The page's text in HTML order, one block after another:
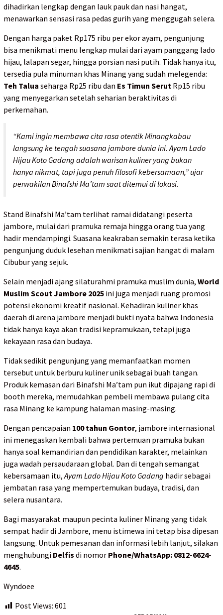
dihadirkan lengkap dengan lauk pauk dan nasi hangat,
menawarkan sensasi rasa pedas gurih yang menggugah selera.
Dengan harga paket Rp175 ribu per ekor ayam, pengunjung
bisa menikmati menu lengkap mulai dari ayam panggang lado
hijau, lalapan segar, hingga porsian nasi putih. Tidak hanya itu,
tersedia pula minuman khas Minang yang sudah melegenda:
Teh Talua seharga Rp25 ribu dan Es Timun Serut Rp15 ribu
yang menyegarkan setelah seharian beraktivitas di
perkemahan.
“Kami ingin membawa cita rasa otentik Minangkabau
langsung ke tengah suasana jambore dunia ini. Ayam Lado
Hijau Koto Gadang adalah warisan kuliner yang bukan
hanya nikmat, tapi juga penuh filosofi kebersamaan,” ujar
perwakilan Binafshi Ma’tam saat ditemui di lokasi.
Stand Binafshi Ma’tam terlihat ramai didatangi peserta
jambore, mulai dari pramuka remaja hingga orang tua yang
hadir mendampingi. Suasana keakraban semakin terasa ketika
pengunjung duduk lesehan menikmati sajian hangat di malam
Cibubur yang sejuk.
Selain menjadi ajang silaturahmi pramuka muslim dunia, World
Muslim Scout Jambore 2025 ini juga menjadi ruang promosi
potensi ekonomi kreatif nasional. Kehadiran kuliner khas
daerah di arena jambore menjadi bukti nyata bahwa Indonesia
tidak hanya kaya akan tradisi kepramukaan, tetapi juga
kekayaan rasa dan budaya.
Tidak sedikit pengunjung yang memanfaatkan momen
tersebut untuk berburu kuliner unik sebagai buah tangan.
Produk kemasan dari Binafshi Ma’tam pun ikut dipajang rapi di
booth mereka, memudahkan pembeli membawa pulang cita
rasa Minang ke kampung halaman masing-masing.
Dengan pencapaian 100 tahun Gontor, jambore internasional
ini menegaskan kembali bahwa pertemuan pramuka bukan
hanya soal kemandirian dan pendidikan karakter, melainkan
juga wadah persaudaraan global. Dan di tengah semangat
kebersamaan itu,Ayam Lado Hijau Koto Gadang hadir sebagai
jembatan rasa yang mempertemukan budaya, tradisi, dan
selera nusantara.
Bagi masyarakat maupun pecinta kuliner Minang yang tidak
sempat hadir di Jambore, menu istimewa ini tetap bisa dipesan
langsung. Untuk pemesanan dan informasi lebih lanjut, silakan
menghubungi Delfis di nomor Phone/WhatsApp: 0812-6624-
4645.
Wyndoee
Post Views: 601